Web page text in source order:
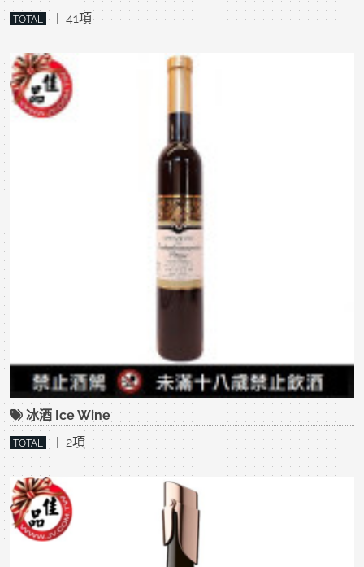
TOTAL | 41項
冰酒 Ice Wine
TOTAL | 2項